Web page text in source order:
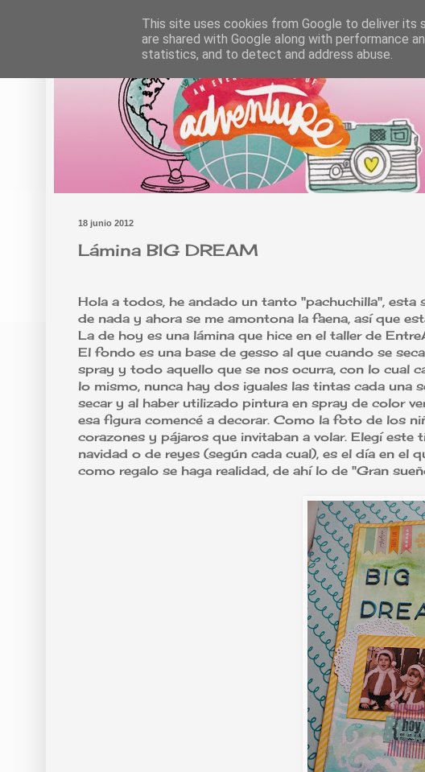
18 junio 2012
Lámina BIG DREAM
Hola a todos, he andado un tanto "pachuchilla",
de nada y ahora se me amontona la faena, así que
La de hoy es una lámina que hice en el taller de
El fondo es una base de gesso al que cuando se
spray y todo aquello que se nos ocurra, con lo cual
lo mismo, nunca hay dos iguales las tintas cada una
secar y al haber utilizado pintura en spray de color
esa figura comencé a decorar. Como la foto de los
corazones y pájaros que invitaban a volar. Elegí
navidad o de reyes (según cada cual), es el día en
como regalo se haga realidad, de ahí lo de "Gran
This site uses cookies from Google to deliver its
are shared with Google along with performance
statistics, and to detect and address abuse.